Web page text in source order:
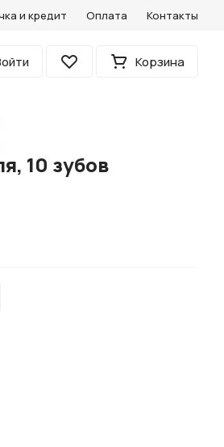
и кредит Оплата Контакты
Избранное Корзина
10 зубов